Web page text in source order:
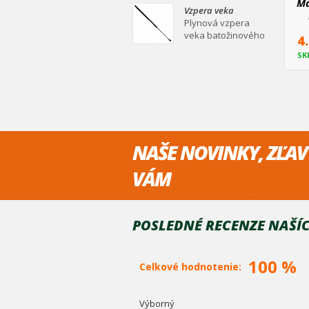
mm Plynová vzpera
veka batožinového
priestoru Ei
Vzpera veka
batožinového
priestoru 530/210
Plynová vzpera
veka batožinového
NAŠE NOVINKY,
VÁM
POSLEDNÉ RECENZE
Celkové hodnotenie: 100 %
Výborný